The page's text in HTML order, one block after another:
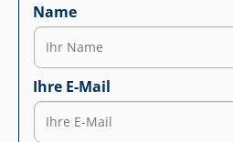
Name
Ihre E-Mail